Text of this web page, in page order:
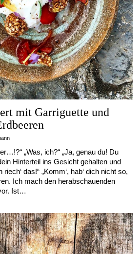
mit Garriguette und
„Was, ich?“ „Ja, genau du! Du
Hinterteil ins Gesicht gehalten und
das!“ „Komm‘, hab‘ dich nicht so,
Ich mach den herabschauenden
Ist…